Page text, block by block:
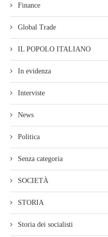
Finance
Global Trade
IL POPOLO ITALIANO
In evidenza
Interviste
News
Politica
Senza categoria
SOCIETÀ
STORIA
Storia dei socialisti